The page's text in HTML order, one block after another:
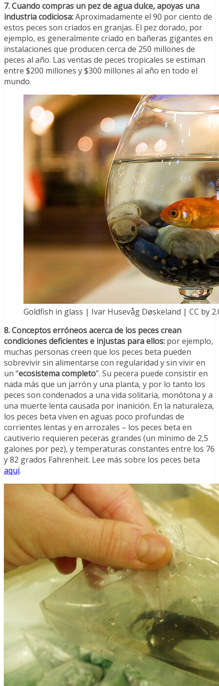
7. Cuando compras un pez de agua dulce, apoyas una
industria codiciosa:Aproximadamente el 90 por ciento de
estos peces son criados en granjas. El pez dorado, por
ejemplo, es generalmente criado en bañeras gigantes en
instalaciones que producen cerca de 250 millones de
peces al año. Las ventas de peces tropicales se estiman
entre $200 millones y $300 millones al año en todo el
mundo.
Goldfish in glass | Ivar Husevåg Døskeland | CC by
8. Conceptos erróneos acerca de los peces crean
condiciones deficientes e injustas para ellos: por ejemplo,
muchas personas creen que los peces beta pueden
sobrevivir sin alimentarse con regularidad y sin vivir en
un “ecosistema completo”. Su pecera puede consistir en
nada más que un jarrón y una planta, y por lo tanto los
peces son condenados a una vida solitaria, monótona y a
una muerte lenta causada por inanición. En la naturaleza,
los peces beta viven en aguas poco profundas de
corrientes lentas y en arrozales – los peces beta en
cautiverio requieren peceras grandes (un mínimo de 2,5
galones por pez), y temperaturas constantes entre los 76
y 82 grados Fahrenheit. Lee más sobre los peces beta
aquí.